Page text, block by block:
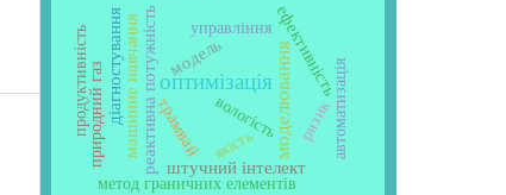
оптимізаціямоделювання
реактивна потужність ефективність
машинне навчання модель
штучний інтелект
діагностування
трамвай вологість ризик
управління
метод граничних елементів
якість автоматизація
природний газ
продуктивність